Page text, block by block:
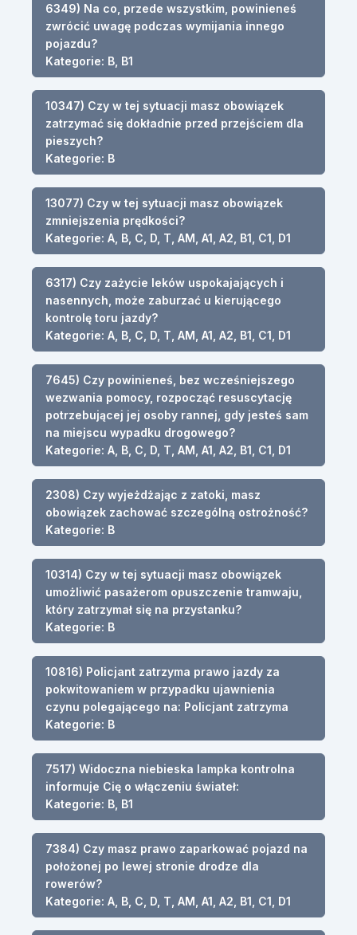
6349) Na co, przede wszystkim, powinieneś
zwrócić uwagę podczas wymijania innego
pojazdu?
Kategorie: B, B1
10347) Czy w tej sytuacji masz obowiązek
zatrzymać się dokładnie przed przejściem dla
pieszych?
Kategorie: B
13077) Czy w tej sytuacji masz obowiązek
zmniejszenia prędkości?
Kategorie: A, B, C, D, T, AM, A1, A2, B1, C1, D1
6317) Czy zażycie leków uspokajających i
nasennych, może zaburzać u kierującego
kontrolę toru jazdy?
Kategorie: A, B, C, D, T, AM, A1, A2, B1, C1, D1
7645) Czy powinieneś, bez wcześniejszego
wezwania pomocy, rozpocząć resuscytację
potrzebującej jej osoby rannej, gdy jesteś sam
na miejscu wypadku drogowego?
Kategorie: A, B, C, D, T, AM, A1, A2, B1, C1, D1
2308) Czy wyjeżdżając z zatoki, masz
obowiązek zachować szczególną ostrożność?
Kategorie: B
10314) Czy w tej sytuacji masz obowiązek
umożliwić pasażerom opuszczenie tramwaju,
który zatrzymał się na przystanku?
Kategorie: B
10816) Policjant zatrzyma prawo jazdy za
pokwitowaniem w przypadku ujawnienia
czynu polegającego na: Policjant zatrzyma
Kategorie: B
7517) Widoczna niebieska lampka kontrolna
informuje Cię o włączeniu świateł:
Kategorie: B, B1
7384) Czy masz prawo zaparkować pojazd na
położonej po lewej stronie drodze dla
rowerów?
Kategorie: A, B, C, D, T, AM, A1, A2, B1, C1, D1